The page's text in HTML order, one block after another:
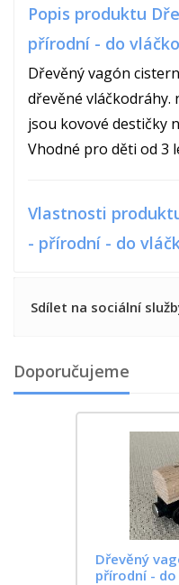
Popis produktu
přírodní - do
Dřevěný vagón
dřevěné vláčkodráhy.
jsou kovové destičky
Vhodné pro děti od 3
Vlastnosti
- přírodní - do
Sdílet na sociální
Doporučujeme
Dřevěný
přírodní - do